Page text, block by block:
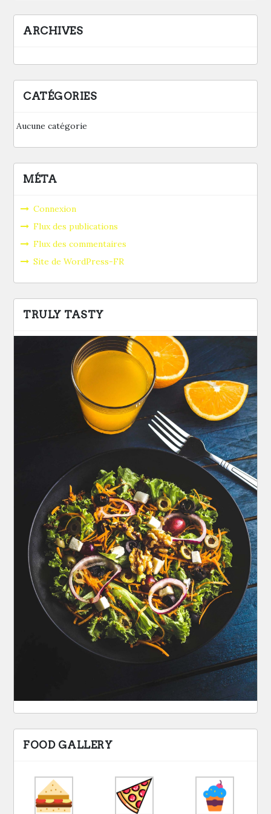
ARCHIVES
CATÉGORIES
Aucune catégorie
MÉTA
Connexion
Flux des publications
Flux des commentaires
Site de WordPress-FR
TRULY TASTY
FOOD GALLERY